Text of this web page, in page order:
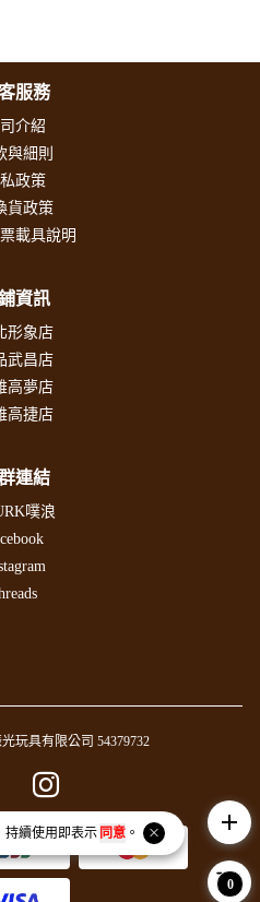
持續使用即表示 同意。
服務
介紹
與細則
政策
貨政策
載具說明
資訊
形象店
武昌店
高夢店
高捷店
連結
噗浪
玩具有限公司 54379732
Facebook pageInstagram page
add
0